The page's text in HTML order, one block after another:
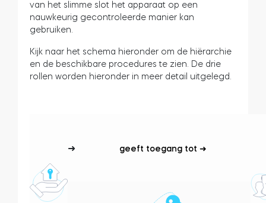
Home toegang
van het slimme slot het apparaat op een
nauwkeurig gecontroleerde manier kan
gebruiken.
Kijk naar het schema hieronder om de hiërarchie
en de beschikbare procedures te zien. De drie
rollen worden hieronder in meer detail uitgelegd.
➜ geeft toegang tot ➜